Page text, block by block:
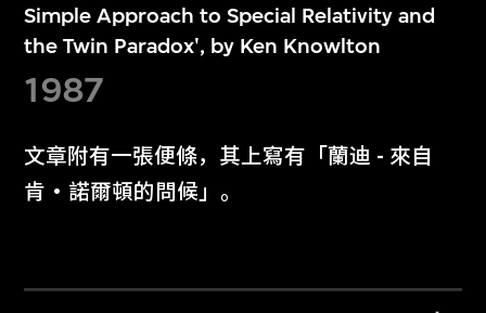
Simple Approach to Special Relativity and
the Twin Paradox', by Ken Knowlton
1987
文章附有一張便條，其上寫有「蘭迪 - 來自
肯‧諾爾頓的問候」。